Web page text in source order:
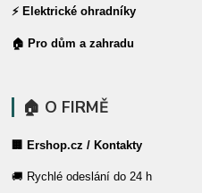
⚡ Elektrické ohradníky
🏠 Pro dům a zahradu
🏠 O FIRMĚ
🏢 Ershop.cz / Kontakty
🚚 Rychlé odeslání do 24 h